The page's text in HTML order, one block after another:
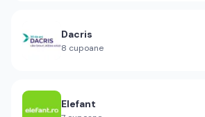
Dacris
8 cupoane
Elefant